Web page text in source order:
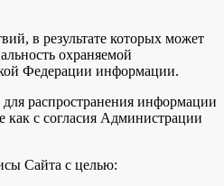
в результате которых может
охраняемой
Федерации информации.
распространения информации
как с согласия Администрации
Сайта с целью: